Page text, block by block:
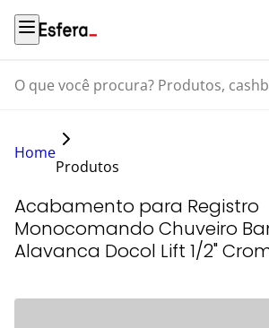
O que você procura? Produtos, cashback,
Home
Produtos
Acabamento para Registro
Monocomando Chuveiro
Alavanca Docol Lift 1/2"